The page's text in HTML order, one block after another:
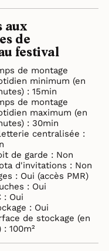
aux
de
festival
de montage
minimum (en
minutes) : 15min
de montage
maximum (en
minutes) : 30min
centralisée :
Droit de garde : Non
Quota d'invitations : Non
Loges : Oui (accès PMR)
Douches : Oui
WC : Oui
Stockage : Oui
de stockage (en
m²) : 100m²